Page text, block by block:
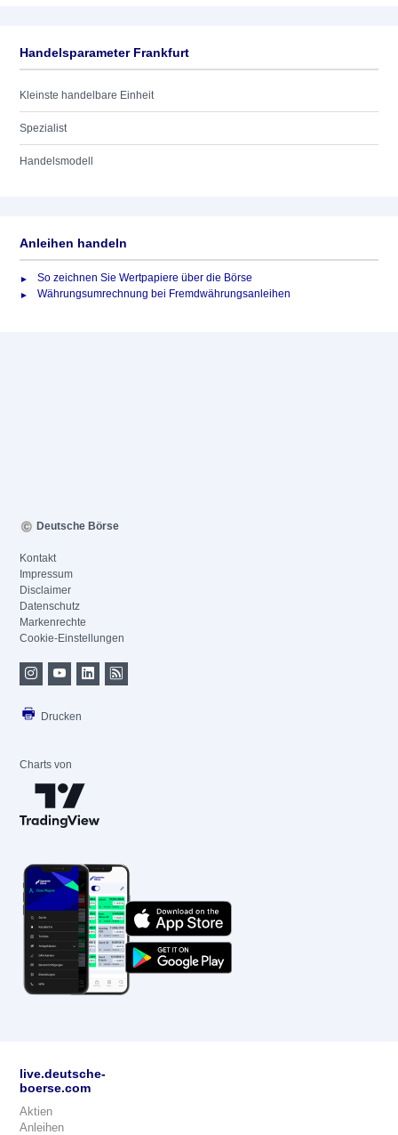
Handelsparameter Frankfurt
Kleinste handelbare Einheit
Spezialist
Handelsmodell
Anleihen handeln
So zeichnen Sie Wertpapiere über die Börse
Währungsumrechnung bei Fremdwährungsanleihen
Deutsche Börse
Kontakt
Impressum
Disclaimer
Datenschutz
Markenrechte
Cookie-Einstellungen
Drucken
Charts von
live.deutsche-
boerse.com
Aktien
Anleihen